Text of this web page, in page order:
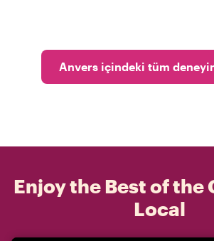
Anvers içindeki tüm
Enjoy the Best of the
Local